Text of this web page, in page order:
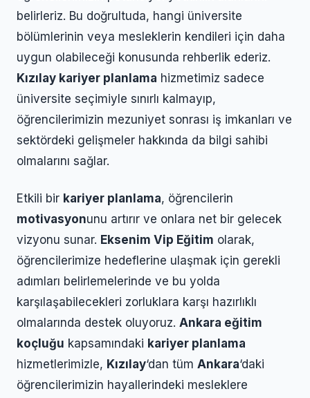
belirleriz. Bu doğrultuda, hangi üniversite
bölümlerinin veya mesleklerin kendileri için daha
uygun olabileceği konusunda rehberlik ederiz.
Kızılay kariyer planlama hizmetimiz sadece
üniversite seçimiyle sınırlı kalmayıp,
öğrencilerimizin mezuniyet sonrası iş imkanları ve
sektördeki gelişmeler hakkında da bilgi sahibi
olmalarını sağlar.
Etkili bir kariyer planlama, öğrencilerin
motivasyonunu artırır ve onlara net bir gelecek
vizyonu sunar. Eksenim Vip Eğitim olarak,
öğrencilerimize hedeflerine ulaşmak için gerekli
adımları belirlemelerinde ve bu yolda
karşılaşabilecekleri zorluklara karşı hazırlıklı
olmalarında destek oluyoruz. Ankara eğitim
koçluğu kapsamındaki kariyer planlama
hizmetlerimizle, Kızılay‘dan tüm Ankara‘daki
öğrencilerimizin hayallerindeki mesleklere